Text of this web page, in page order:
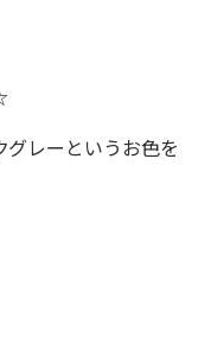
レーというお色を